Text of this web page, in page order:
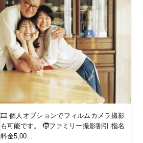
🎞️ 個人オプションでフィルムカメラ撮影
も可能です。 🧒ファミリー撮影割引:指名
料金5,00...